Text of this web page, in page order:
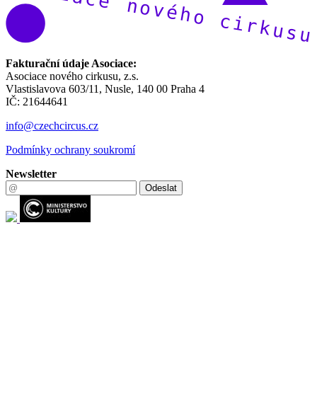
Fakturační údaje Asociace:
Asociace nového cirkusu, z.s.
Vlastislavova 603/11, Nusle, 140 00 Praha 4
IČ: 21644641
info@czechcircus.cz
Podmínky ochrany soukromí
Newsletter
Odeslat